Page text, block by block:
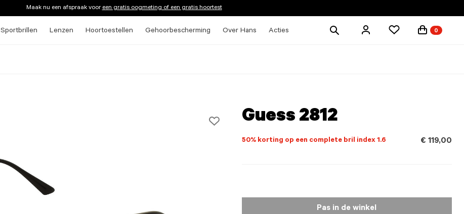
Maak nu een afspraak vooreen gratis oogmeting of een gratis hoortest
Sportbrillen Lenzen Hoortoestellen Gehoorbescherming Over Hans Acties
Zoek
0
Guess 2812
50% korting op een complete bril index 1.6 € 119,00
Pas in de winkel